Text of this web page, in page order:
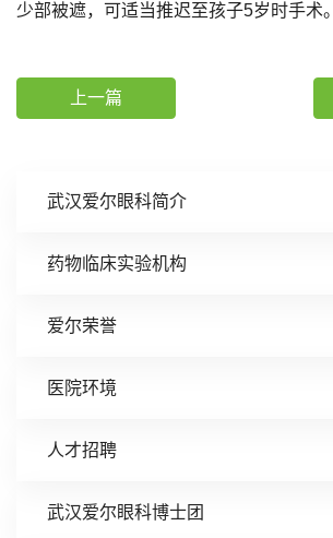
武汉爱尔眼科简介
药物临床实验机构
爱尔荣誉
医院环境
人才招聘
武汉爱尔眼科博士团
少部被遮，可适当推迟至孩子5岁时手术。
上一篇